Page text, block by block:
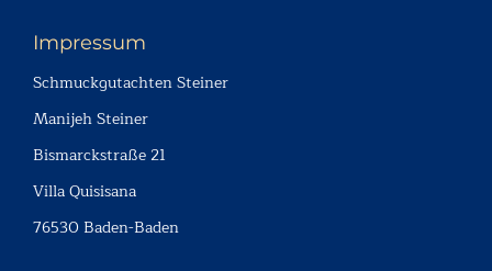
Impressum
Schmuckgutachten Steiner
Manijeh Steiner
Bismarckstraße 21
Villa Quisisana
76530 Baden-Baden